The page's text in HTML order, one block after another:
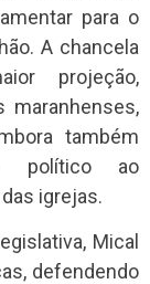
para o
A chancela
projeção,
maranhenses,
também
político ao
igrejas.
Mical
defendendo